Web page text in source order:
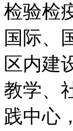
检验检
国际、
区内建
教学、
践中心